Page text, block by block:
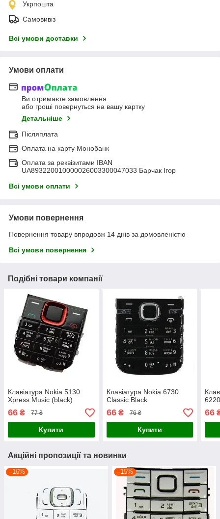
Укрпошта
Самовивіз
Всі умови доставки
Умови оплати
Ви отримаєте замовлення
або гроші повернуться на вашу картку
Детальніше
Післяплата
Оплата на карту Монобанк
Оплата за реквізитами IBAN
UA893220010000026003300047033 Барчак Ігор
Всі умови оплати
Умови повернення
Повернення товару впродовж 14 днів за домовленістю
Всі умови повернення
Подібні товари компанії
Клавіатура Nokia 5130
Xpress Music (black)
66 ₴ 77 ₴
Купити
Клавіатура Nokia 6730
Classic Black
66₴ 76 ₴
Купити
66
Акційні пропозиції та новинки
–16% –15%